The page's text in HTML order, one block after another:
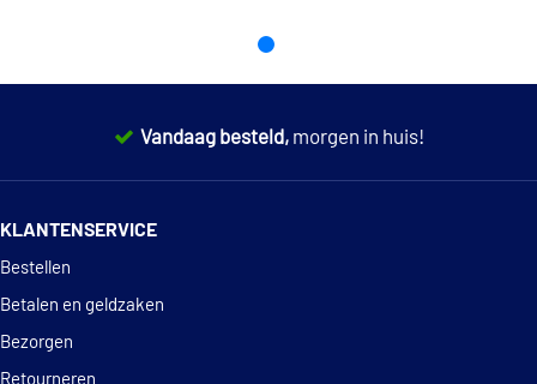
Vandaag besteld, morgen in huis!
KLANTENSERVICE
Bestellen
Betalen en geldzaken
Bezorgen
Retourneren